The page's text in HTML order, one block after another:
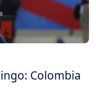
Colombia